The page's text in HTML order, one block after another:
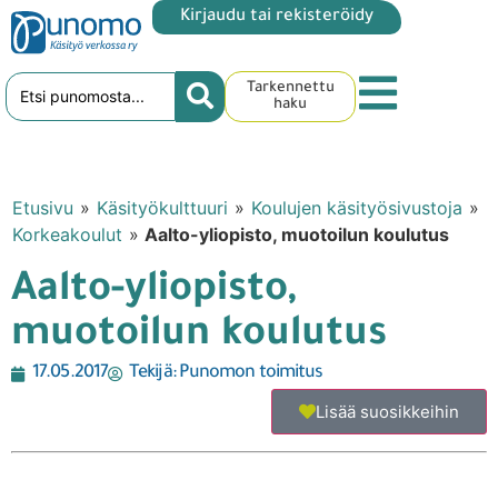
Kirjaudu tai rekisteröidy
Tarkennettu
haku
Etusivu » Käsityökulttuuri » Koulujen käsityösivustoja »
Korkeakoulut » Aalto-yliopisto, muotoilun koulutus
Aalto-yliopisto,
muotoilun koulutus
17.05.2017 Tekijä:Punomon toimitus
Lisää suosikkeihin